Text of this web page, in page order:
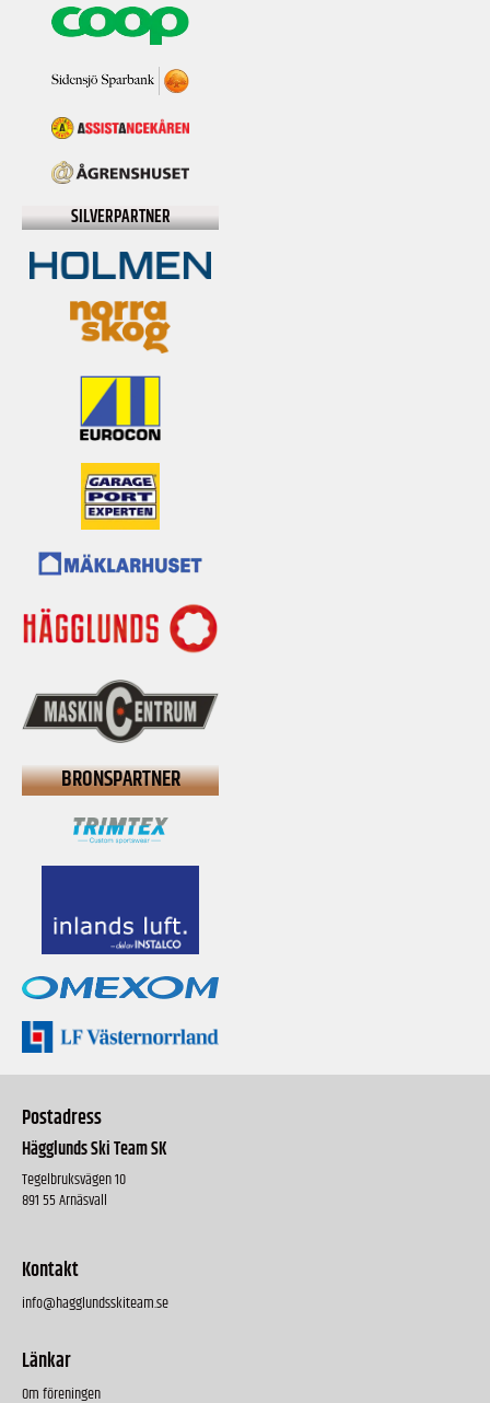
SILVERPARTNER
BRONSPARTNER
Postadress
Hägglunds Ski Team SK
Tegelbruksvägen 10
891 55 Arnäsvall
Kontakt
info@hagglundsskiteam.se
Länkar
Om föreningen